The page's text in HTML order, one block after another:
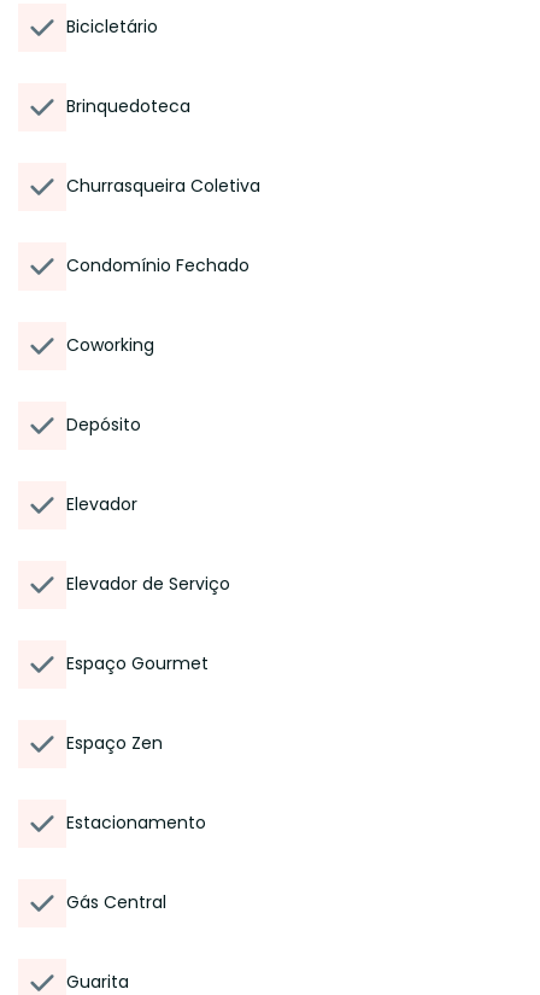
Bicicletário
Brinquedoteca
Churrasqueira Coletiva
Condomínio Fechado
Coworking
Depósito
Elevador
Elevador de Serviço
Espaço Gourmet
Espaço Zen
Estacionamento
Gás Central
Guarita